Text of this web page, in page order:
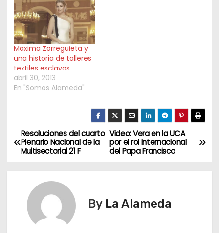
Maxima Zorreguieta y
una historia de talleres
textiles esclavos
abril 30, 2013
En "Somos Alameda"
N
a
Video: Vera en la UCA
por el rol internacional
del Papa Francisco
Resoluciones del cuarto
Plenario Nacional de la
Multisectorial 21 F
By La Alameda